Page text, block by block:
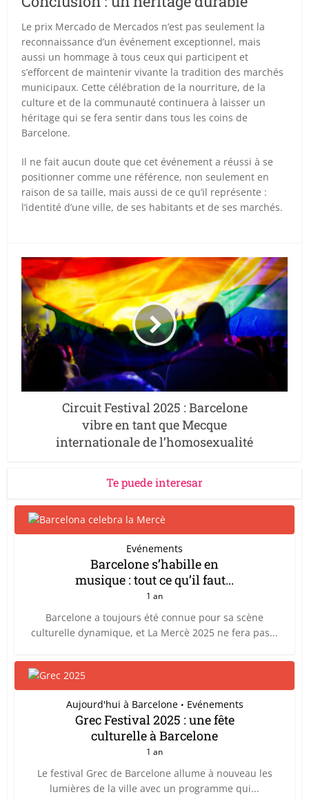
Le prix Mercado de Mercados n’est pas seulement la
reconnaissance d’un événement exceptionnel, mais
aussi un hommage à tous ceux qui participent et
s’efforcent de maintenir vivante la tradition des marchés
municipaux. Cette célébration de la nourriture, de la
culture et de la communauté continuera à laisser un
héritage qui se fera sentir dans tous les coins de
Barcelone.
Il ne fait aucun doute que cet événement a réussi à se
positionner comme une référence, non seulement en
raison de sa taille, mais aussi de ce qu’il représente :
l’identité d’une ville, de ses habitants et de ses marchés.
Circuit Festival 2025 : Barcelone
vibre en tant que Mecque
internationale de l’homosexualité
Te puede interesar
Evénements
Barcelone s’habille en
musique : tout ce qu’il faut...
1 an
Barcelone a toujours été connue pour sa scène
culturelle dynamique, et La Mercè 2025 ne fera pas...
Aujourd'hui à Barcelone • Evénements
Grec Festival 2025 : une fête
culturelle à Barcelone
1 an
Le festival Grec de Barcelone allume à nouveau les
lumières de la ville avec un programme qui...